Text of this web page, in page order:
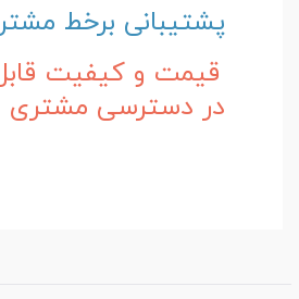
پشتیبانی برخط
قیمت و کیفیت
در دسترسی مشتری